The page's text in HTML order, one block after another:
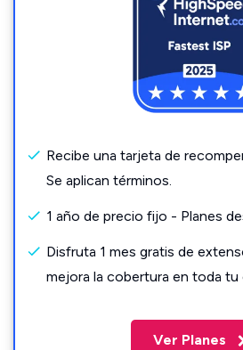
Recibe una tarjeta de
Se aplican términos.
1 año de precio fijo - Planes
Disfruta 1 mes gratis de
mejora la cobertura en toda tu
Ver Planes